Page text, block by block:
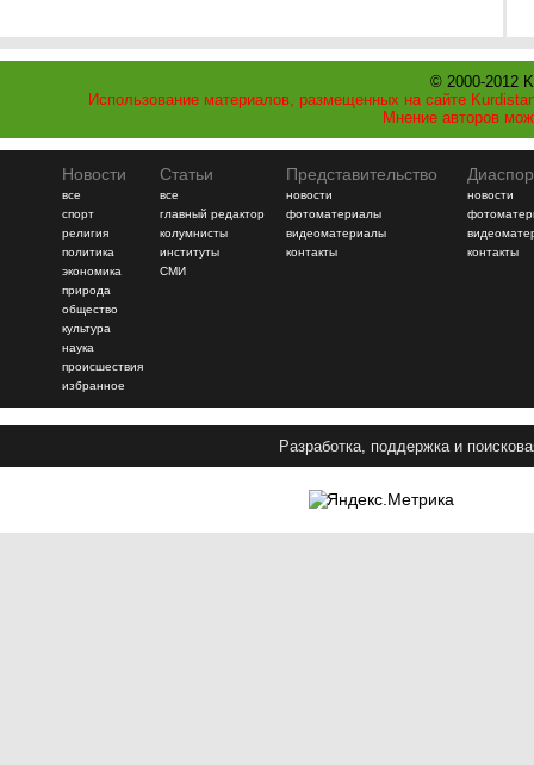
© 2000-2012
Использование материалов, размещенных на сайте
Мнение авторов
Новости
все
спорт
религия
политика
экономика
природа
общество
культура
наука
происшествия
избранное
Статьи
все
главный редактор
колумнисты
институты
СМИ
Представительство
новости
фотоматериалы
видеоматериалы
контакты
новости
контакты
Разработка, поддержка и